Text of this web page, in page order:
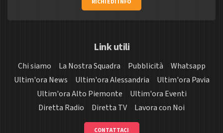
RICHIEDI INFO
Link utili
Chi siamo La Nostra Squadra Pubblicità
Whatsapp
Ultim'ora News
Ultim'ora Alessandria
Ultim'ora Pavia
Ultim'ora Alto Piemonte
Ultim'ora Eventi
Diretta Radio
Diretta TV Lavora con Noi
CONTATTACI